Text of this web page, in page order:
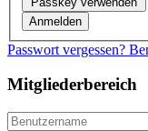
Anmelden
Passwort vergessen?
Mitgliederbereich